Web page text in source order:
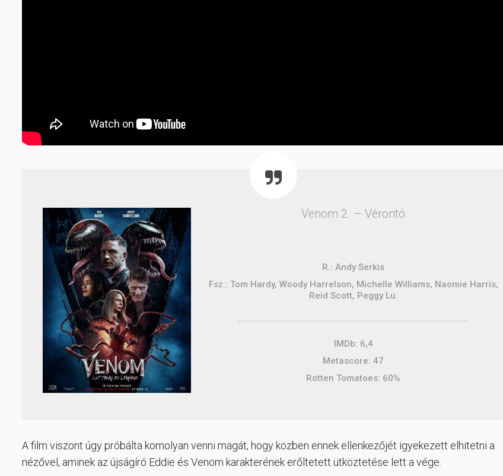
Venom 2. – Vérontó
R.: Andy Serkis
Fsz.: Tom Hardy, Woody Harrelson, Michelle Williams, Naomie Harris,
Reid Scott, Peggy Lu.
IMDb: 6,4
Metascore: 47
Rotten Tomatoes: 60%
A film viszont úgy próbálta komolyan venni magát, hogy közben ennek ellenkezőjét igyekezett elhitetni a
nézővel, aminek az újságíró Eddie és Venom karakterének erőltetett ütköztetése lett a vége.